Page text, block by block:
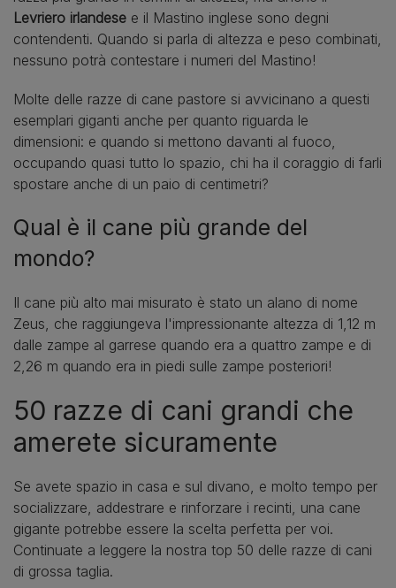
Levriero irlandese e il Mastino inglese sono degni
contendenti. Quando si parla di altezza e peso combinati,
nessuno potrà contestare i numeri del Mastino!
Molte delle razze di cane pastore si avvicinano a questi
esemplari giganti anche per quanto riguarda le
dimensioni: e quando si mettono davanti al fuoco,
occupando quasi tutto lo spazio, chi ha il coraggio di farli
spostare anche di un paio di centimetri?
Qual è il cane più grande del
mondo?
Il cane più alto mai misurato è stato un alano di nome
Zeus, che raggiungeva l'impressionante altezza di 1,12 m
dalle zampe al garrese quando era a quattro zampe e di
2,26 m quando era in piedi sulle zampe posteriori!
50 razze di cani grandi che
amerete sicuramente
Se avete spazio in casa e sul divano, e molto tempo per
socializzare, addestrare e rinforzare i recinti, una cane
gigante potrebbe essere la scelta perfetta per voi.
Continuate a leggere la nostra top 50 delle razze di cani
di grossa taglia.